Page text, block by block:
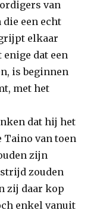
van
een echt
elkaar
dat een
is beginnen
met het
dat hij het
Taino van toen
zijn
zouden
zij daar kop
enkel vanuit